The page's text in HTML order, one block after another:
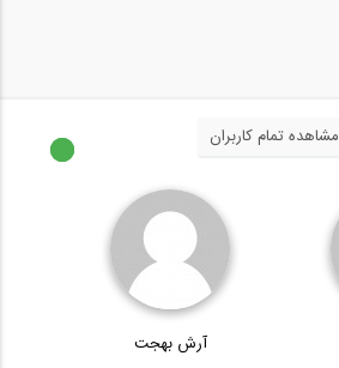
ارزیابی مشکلات در نرم افزار Visicon
مشاهده تمام کاربران
آرش بهجت